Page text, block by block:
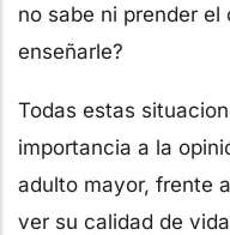
no sabe ni prender el
enseñarle?
Todas estas
importancia a la
adulto mayor, frente
ver su calidad de